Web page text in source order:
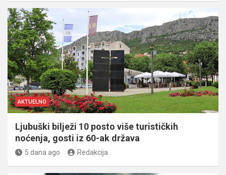
AKTUELNO
Ljubuški bilježi 10 posto više turističkih
noćenja, gosti iz 60-ak država
5 dana ago Redakcija